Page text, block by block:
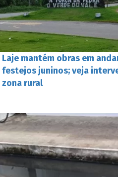
Laje mantém obras em
festejos juninos; veja
zona rural